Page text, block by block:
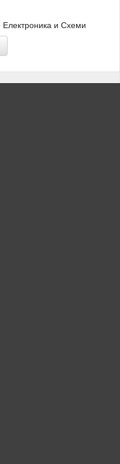
Електроника и Схеми